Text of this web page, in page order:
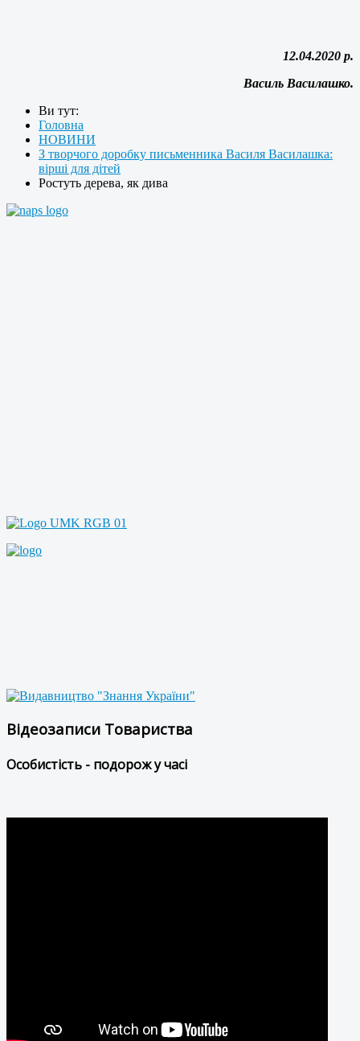
12.04.2020 р.
Василь Василашко.
Ви тут:
Головна
НОВИНИ
З творчого доробку письменника Василя Василашка:
вірші для дітей
Ростуть дерева, як дива
Відеозаписи Товариства
Особистість - подорож у часі